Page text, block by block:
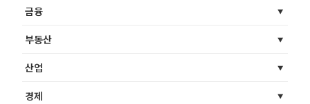
금융
부동산
산업
경제